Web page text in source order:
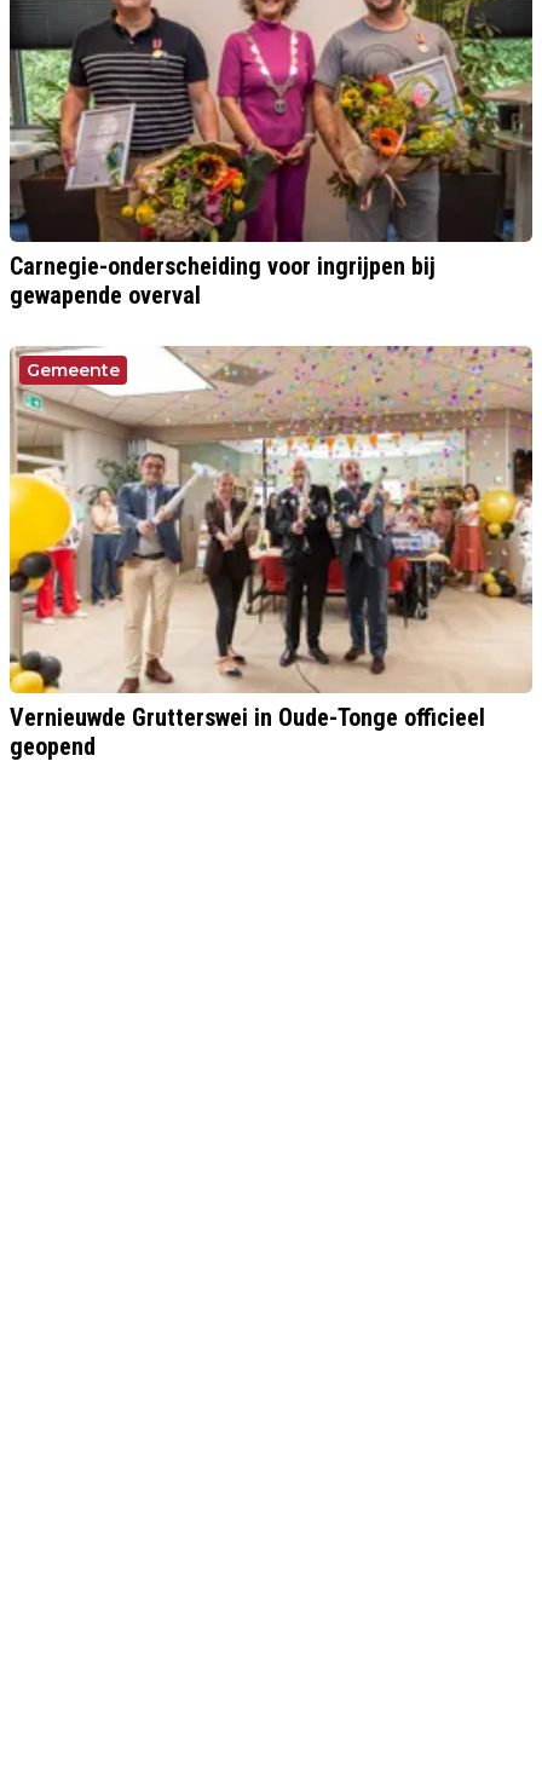
Carnegie-onderscheiding voor ingrijpen bij
gewapende overval
Gemeente
Vernieuwde Grutterswei in Oude-Tonge officieel
geopend